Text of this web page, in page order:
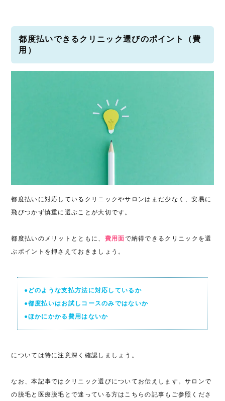
都度払いできるクリニック選びのポイント（費
用）
都度払いに対応しているクリニックやサロンはまだ少なく、安易に
飛びつかず慎重に選ぶことが大切です。
都度払いのメリットとともに、 費用面で納得できるクリニックを選
ぶポイントを押さえておきましょう。
●どのような支払方法に対応しているか
●都度払いはお試しコースのみではないか
●ほかにかかる費用はないか
については特に注意深く確認しましょう。
なお、本記事ではクリニック選びについてお伝えします。サロンで
の脱毛と医療脱毛とで迷っている方はこちらの記事もご参照くださ